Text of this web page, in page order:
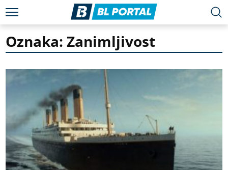
Oznaka: Zanimljivost